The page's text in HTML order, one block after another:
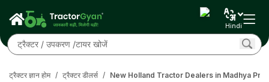
Hindi
ट्रैक्टर ज्ञान होम / ट्रैक्टर डीलर्स / New Holland Tractor Dealers in Madhya